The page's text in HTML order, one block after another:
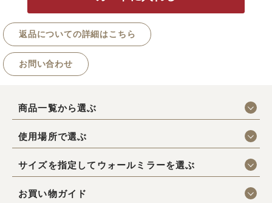
返品についての詳細はこちら
お問い合わせ
商品一覧から選ぶ
使用場所で選ぶ
サイズを指定してウォールミラーを選ぶ
お買い物ガイド